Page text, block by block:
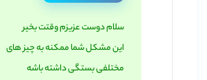
سلام دوست عزیزم وقتت بخیر
این مشکل شما ممکنه به چیز های
مختلفی بستگی داشته باشه